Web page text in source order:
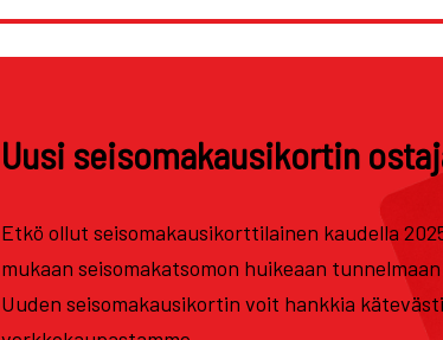
Uusi seisomakausikortin
Etkö ollut seisomakausikorttilainen kaudella
mukaan seisomakatsomon huikeaan
Uuden seisomakausikortin voit hankkia